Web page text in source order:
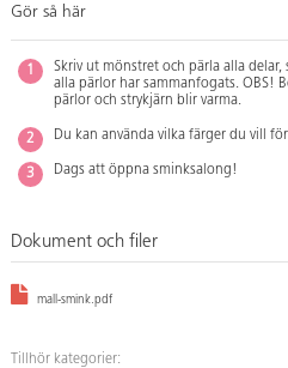
Gör så här
Skriv ut mönstret och pärla alla
alla pärlor har sammanfogats. OBS!
pärlor och strykjärn blir varma.
Du kan använda vilka färger du vill
Dags att öppna sminksalong!
Dokument och filer
mall-smink.pdf
Tillhör kategorier: